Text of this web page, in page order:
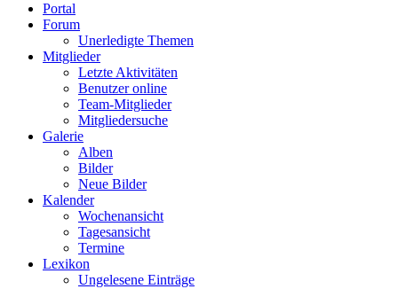
Portal
Forum
Unerledigte Themen
Mitglieder
Letzte Aktivitäten
Benutzer online
Team-Mitglieder
Mitgliedersuche
Galerie
Alben
Bilder
Neue Bilder
Kalender
Wochenansicht
Tagesansicht
Termine
Lexikon
Ungelesene Einträge